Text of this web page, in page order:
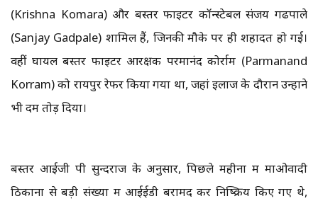
(Krishna Komara) और बस्तर फाइटर कॉन्स्टेबल संजय गढपाले
(Sanjay Gadpale) शामिल हैं, जिनकी मौके पर ही शहादत हो गई।
वहीं घायल बस्तर फाइटर आरक्षक परमानंद कोर्राम (Parmanand
Korram) को रायपुर रेफर किया गया था, जहां इलाज के दौरान उन्होंने
भी दम तोड़ दिया।
बस्तर आईजी पी सुन्दराज के अनुसार, पिछले महीनों में माओवादी
ठिकानों से बड़ी संख्या में आईईडी बरामद कर निष्क्रिय किए गए थे,